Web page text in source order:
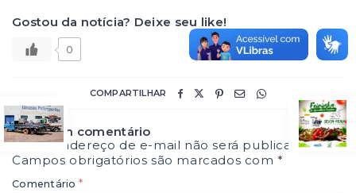
Gostou da notícia? Deixe seu like!
0
COMPARTILHAR
Deixe um comentário
O seu endereço de e-mail não será publicado.
Campos obrigatórios são marcados com*
Comentário *